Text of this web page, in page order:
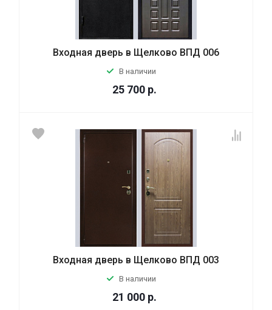
Входная дверь в Щелково ВПД 006
В наличии
25 700 р.
Входная дверь в Щелково ВПД 003
В наличии
21 000 р.